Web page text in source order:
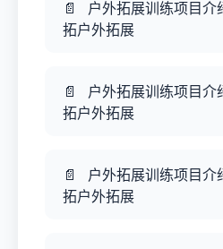
户外拓展训练项目介
拓户外拓展
户外拓展训练项目介
拓户外拓展
户外拓展训练项目介
拓户外拓展